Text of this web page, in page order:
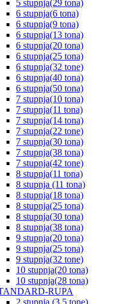
5 stupnja(29 tona)
6 stupnja(6 tona)
6 stupnja(9 tona)
6 stupnja(13 tona)
6 stupnja(20 tona)
6 stupnja(25 tona)
6 stupnja(32 tone)
6 stupnja(40 tona)
6 stupnja(50 tona)
7 stupnja(10 tona)
7 stupnja(11 tona)
7 stupnja(14 tona)
7 stupnja(22 tone)
7 stupnja(30 tona)
7 stupnja(38 tona)
7 stupnja(42 tone)
8 stupnja(11 tona)
8 stupnja (11 tona)
8 stupnja(18 tona)
8 stupnja(25 tona)
8 stupnja(30 tona)
8 stupnja(38 tona)
9 stupnja(20 tona)
9 stupnja(25 tona)
9 stupnja(32 tone)
10 stupnja(20 tona)
10 stupnja(28 tona)
RUPA
2 stupnja (3,5 tone)